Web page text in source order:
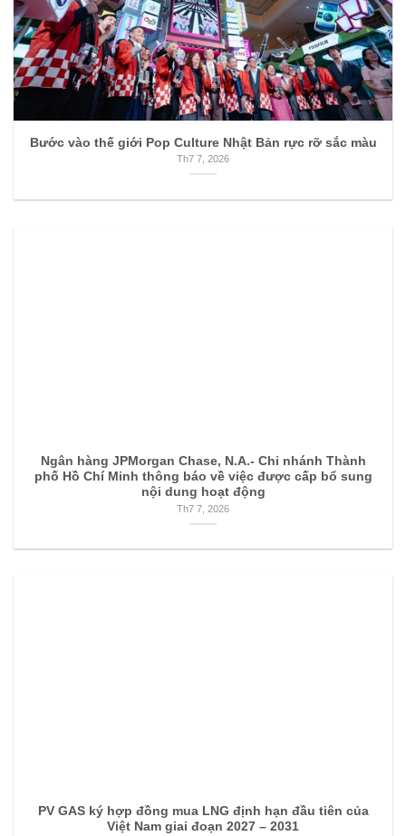
Bước vào thế giới Pop Culture Nhật Bản rực rỡ sắc màu
Th7 7, 2026
Ngân hàng JPMorgan Chase, N.A.- Chi nhánh Thành
phố Hồ Chí Minh thông báo về việc được cấp bổ sung
nội dung hoạt động
Th7 7, 2026
PV GAS ký hợp đồng mua LNG định hạn đầu tiên của
Việt Nam giai đoạn 2027 – 2031